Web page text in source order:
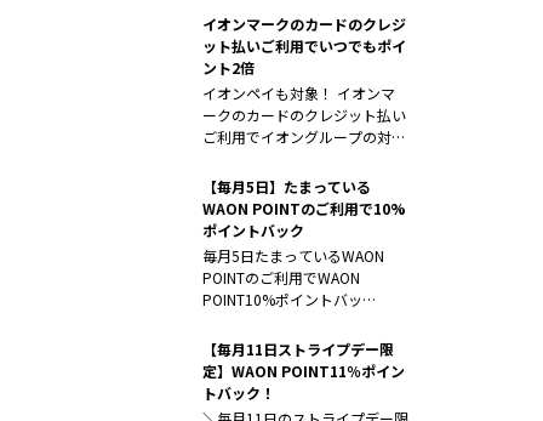
イオンマークのカードのクレジ
ット払いご利用でいつでもポイ
ント2倍
イオンペイも対象！ イオンマ
ークのカードのクレジット払い
ご利用でイオングループの対象
【毎月5日】たまっている
WAON POINTのご利用で10%
ポイントバック
毎月5日たまっているWAON
POINTのご利用でWAON
POINT10%ポイントバッ
【毎月11日ストライプデー限
定】WAON POINT11％ポイン
トバック！